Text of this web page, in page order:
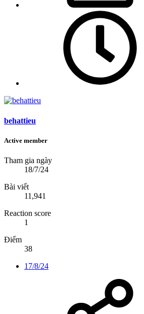
behattieu
Active member
Tham gia ngày
18/7/24
Bài viết
11,941
Reaction score
1
Điểm
38
17/8/24